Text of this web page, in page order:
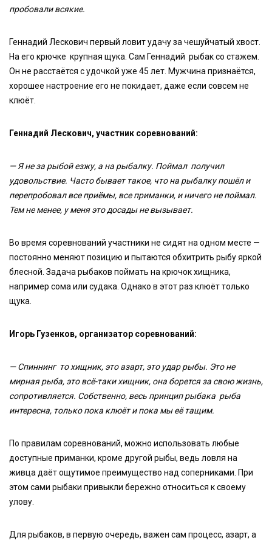
пробовали всякие.
Геннадий Лескович первый ловит удачу за чешуйчатый хвост.
На его крючке крупная щука. Сам Геннадий рыбак со стажем.
Он не расстаётся с удочкой уже 45 лет. Мужчина признаётся,
хорошее настроение его не покидает, даже если совсем не
клюёт.
Геннадий Лескович, участник соревнований:
— Я не за рыбой езжу, а на рыбалку. Поймал получил
удовольствие. Часто бывает такое, что на рыбалку пошёл и
перепробовал все приёмы, все приманки, и ничего не поймал.
Тем не менее, у меня это досады не вызывает.
Во время соревнований участники не сидят на одном месте —
постоянно меняют позицию и пытаются обхитрить рыбу яркой
блесной. Задача рыбаков поймать на крючок хищника,
например сома или судака. Однако в этот раз клюёт только
щука.
Игорь Гузенков, организатор соревнований:
— Спиннинг то хищник, это азарт, это удар рыбы. Это не
мирная рыба, это всё-таки хищник, она борется за свою жизнь,
сопротивляется. Собственно, весь принцип рыбака рыба
интересна, только пока клюёт и пока мы её тащим.
По правилам соревнований, можно использовать любые
доступные приманки, кроме другой рыбы, ведь ловля на
живца даёт ощутимое преимущество над соперниками. При
этом сами рыбаки привыкли бережно относиться к своему
улову.
Для рыбаков, в первую очередь, важен сам процесс, азарт, а